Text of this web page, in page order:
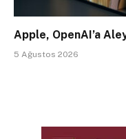
Apple, OpenAI’a
5 Ağustos 2026